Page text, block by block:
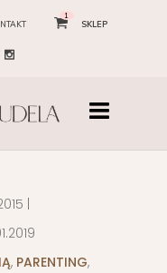
1
SKLEP
, PARENTING,